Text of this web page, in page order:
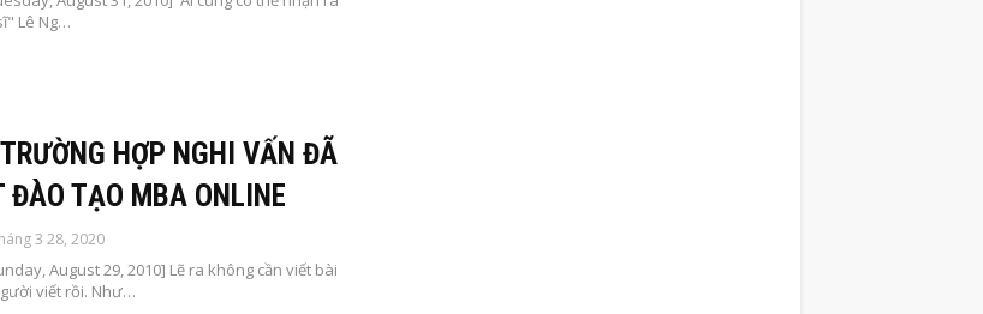
Lê Ng…
HỢP NGHI VẤN ĐÃ
ĐÀO TẠO MBA ONLINE
3 28, 2020
August 29, 2010] Lẽ ra không cần viết bài
viết rồi. Như…